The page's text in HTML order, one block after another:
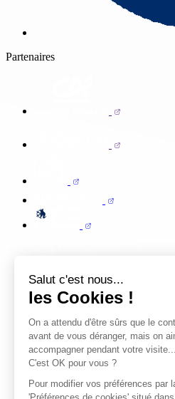
Salut c'est nous...
les Cookies !
On a attendu d'être sûrs que le
avant de vous déranger, mais on
accompagner pendant votre visite...
C'est OK pour vous ?
Pour modifier vos préférences par
'Préférences de cookies' situé
Partenaires